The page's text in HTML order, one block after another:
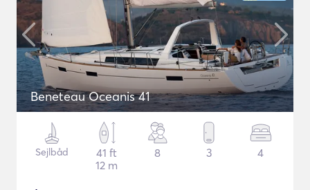
Beneteau Oceanis 41
Sejlbåd
41 ft
12 m
8 3 4